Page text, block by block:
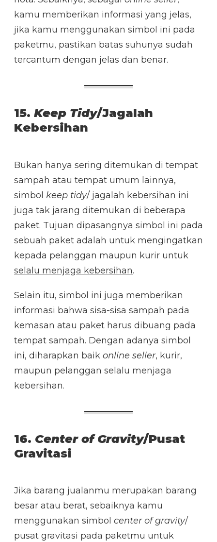
kamu memberikan informasi yang jelas,
jika kamu menggunakan simbol ini pada
paketmu, pastikan batas suhunya sudah
tercantum dengan jelas dan benar.
15. Keep Tidy/Jagalah
Kebersihan
Bukan hanya sering ditemukan di tempat
sampah atau tempat umum lainnya,
simbol keep tidy/ jagalah kebersihan ini
juga tak jarang ditemukan di beberapa
paket. Tujuan dipasangnya simbol ini pada
sebuah paket adalah untuk mengingatkan
kepada pelanggan maupun kurir untuk
selalu menjaga kebersihan.
Selain itu, simbol ini juga memberikan
informasi bahwa sisa-sisa sampah pada
kemasan atau paket harus dibuang pada
tempat sampah. Dengan adanya simbol
ini, diharapkan baik online seller, kurir,
maupun pelanggan selalu menjaga
kebersihan.
16. Center of Gravity/Pusat
Gravitasi
Jika barang jualanmu merupakan barang
besar atau berat, sebaiknya kamu
menggunakan simbol center of gravity/
pusat gravitasi pada paketmu untuk